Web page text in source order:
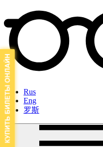
Rus
Eng
罗斯